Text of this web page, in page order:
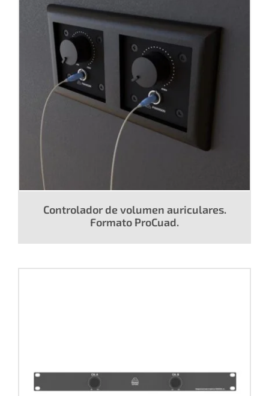
Controlador de volumen auriculares.
Formato ProCuad.